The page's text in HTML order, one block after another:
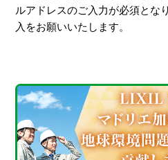
ルアドレスのご入力が必須とな
入をお願いいたします。